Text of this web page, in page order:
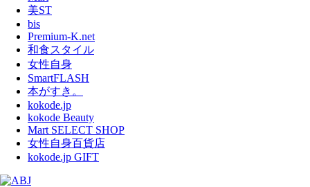
美ST
bis
Premium-K.net
和食スタイル
女性自身
SmartFLASH
本がすき。
kokode.jp
kokode Beauty
Mart SELECT SHOP
女性自身百貨店
kokode.jp GIFT